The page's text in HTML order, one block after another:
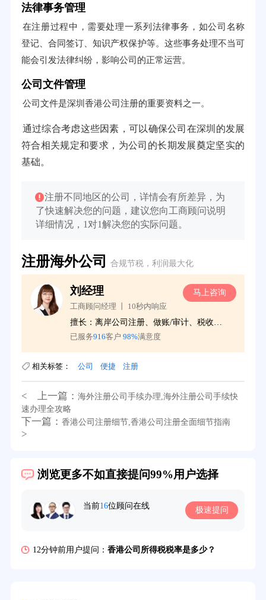
法律事务管理
在注册过程中，需要处理一系列法律事务，如公司名称
登记、合同签订、知识产权保护等。这些事务处理不当可
能会引发法律纠纷，影响公司的正常运营。
公司文件管理
公司文件是深圳香港公司注册的重要资料之一。
通过综合考虑这些因素，可以确保公司在深圳的发展
符合相关规定和要求，为公司的长期发展奠定坚实的
基础。
注册不同地区的公司，详情会有所差异，为
了快速解决您的问题，建议您向工商顾问说明
详细情况，1对1解决您的实际问题。
注册海外公司 合规节税，利润最大化
王经理
工商顾问经理 丨 10秒内响应
擅长：境外公司注册、年检年报、会计服务
已服务1266客户97%
马上咨询
相关标签： 公司 便捷 注册
< 上一篇： 海外注册公司手续办理,海外注册公司手续快
速办理全攻略
下一篇： 香港公司注册细节,香港公司注册全面细节指南
>
浏览更多不如直接提问99%用户选择
当前16位顾问在线 极速提问
3分钟前用户提问：注册新加坡公司要求？
6分钟前用户提问： 注册香港公司需要哪些条件？
12分钟前用户提问： 香港公司所得税税率是多少？